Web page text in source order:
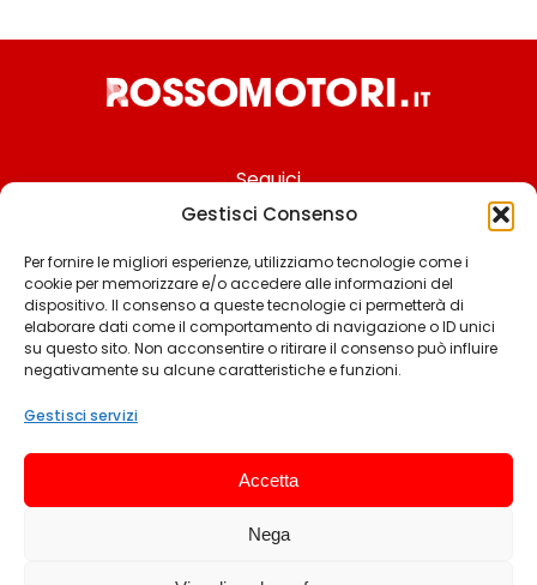
Gestisci Consenso
Per fornire le migliori esperienze, utilizziamo tecnologie come i
cookie per memorizzare e/o accedere alle informazioni del
dispositivo. Il consenso a queste tecnologie ci permetterà di
elaborare dati come il comportamento di navigazione o ID unici
su questo sito. Non acconsentire o ritirare il consenso può influire
negativamente su alcune caratteristiche e funzioni.
Gestisci servizi
Accetta
Nega
Seguici
Chi siamo
Contattaci
Termini & Condizioni
Privacy policy
© 2025 Rossomotori.it. Tutti i diritti riservati.